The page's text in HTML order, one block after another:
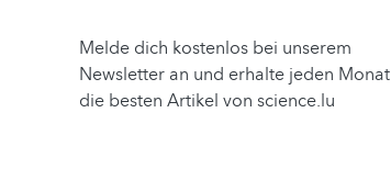
Melde dich kostenlos bei unserem
Newsletter an und erhalte jeden Monat
die besten Artikel von science.lu